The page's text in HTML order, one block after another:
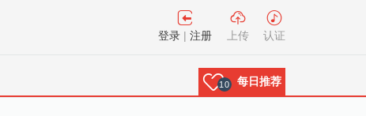
登录 |注册 上传 认证
10 每日推荐